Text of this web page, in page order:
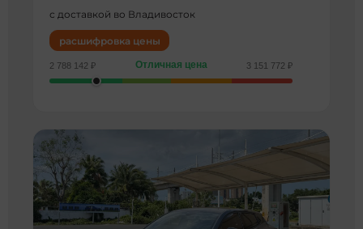
с доставкой во Владивосток
расшифровка цены
2 788 142 ₽ Отличная цена 3 151 772 ₽